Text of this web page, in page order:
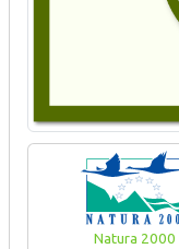
Natura 2000